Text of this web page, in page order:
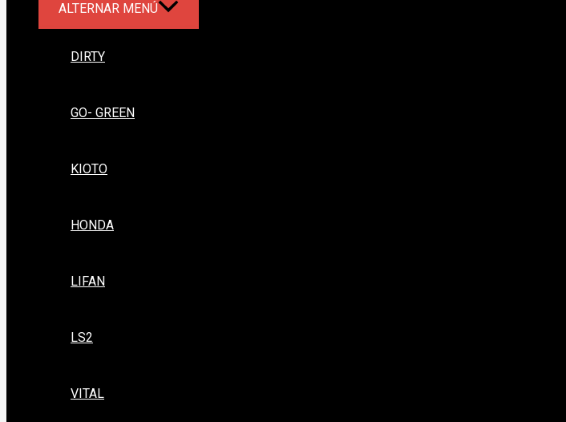
ALTERNAR MENÚ
DIRTY
GO- GREEN
KIOTO
HONDA
LIFAN
LS2
VITAL